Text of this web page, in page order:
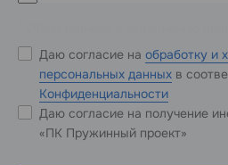
Даю согласие на обработку и
персональных данных в
Конфиденциальности
Даю согласие на получение
«ПК Пружинный проект»